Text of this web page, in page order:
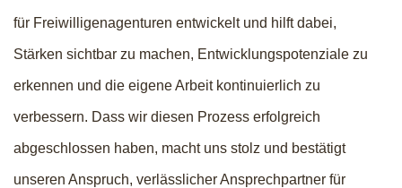
für Freiwilligenagenturen entwickelt und hilft dabei,
Stärken sichtbar zu machen, Entwicklungspotenziale zu
erkennen und die eigene Arbeit kontinuierlich zu
verbessern. Dass wir diesen Prozess erfolgreich
abgeschlossen haben, macht uns stolz und bestätigt
unseren Anspruch, verlässlicher Ansprechpartner für